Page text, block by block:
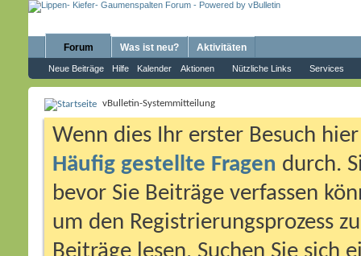
Forum
Neue Beiträge Hilfe Kalender Aktionen Nützliche Links Services
Was ist neu? Aktivitäten
vBulletin-Systemmitteilung
Wenn dies Ihr erster Besuch
Häufig gestellte Fragen durch.
bevor Sie Beiträge verfassen
um den Registrierungsprozess